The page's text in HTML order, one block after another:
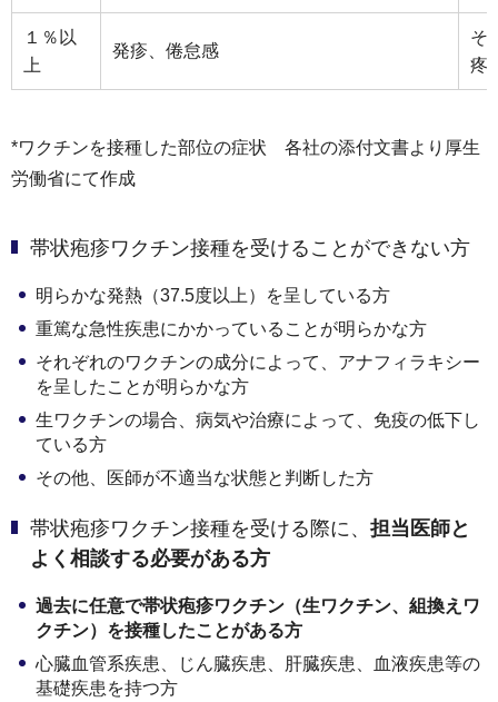
１％以
上
発疹、倦怠感
そ
疼
*ワクチンを接種した部位の症状 各社の添付文書より厚生
労働省にて作成
帯状疱疹ワクチン接種を受けることができない方
明らかな発熱（37.5度以上）を呈している方
重篤な急性疾患にかかっていることが明らかな方
それぞれのワクチンの成分によって、アナフィラキシー
を呈したことが明らかな方
生ワクチンの場合、病気や治療によって、免疫の低下し
ている方
その他、医師が不適当な状態と判断した方
帯状疱疹ワクチン接種を受ける際に、 担当医師と
よく相談する必要がある方
過去に任意で帯状疱疹ワクチン（生ワクチン、組換えワ
クチン）を接種したことがある方
心臓血管系疾患、じん臓疾患、肝臓疾患、血液疾患等の
基礎疾患を持つ方